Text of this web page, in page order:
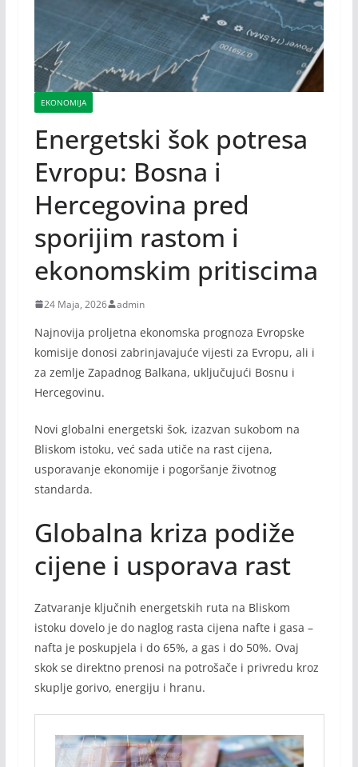
EKONOMIJA
Energetski šok potresa
Evropu: Bosna i
Hercegovina pred
sporijim rastom i
ekonomskim pritiscima
24 Maja, 2026 admin
Najnovija proljetna ekonomska prognoza Evropske
komisije donosi zabrinjavajuće vijesti za Evropu, ali i
za zemlje Zapadnog Balkana, uključujući Bosnu i
Hercegovinu.
Novi globalni energetski šok, izazvan sukobom na
Bliskom istoku, već sada utiče na rast cijena,
usporavanje ekonomije i pogoršanje životnog
standarda.
Globalna kriza podiže
cijene i usporava rast
Zatvaranje ključnih energetskih ruta na Bliskom
istoku dovelo je do naglog rasta cijena nafte i gasa –
nafta je poskupjela i do 65%, a gas i do 50%. Ovaj
skok se direktno prenosi na potrošače i privredu kroz
skuplje gorivo, energiju i hranu.